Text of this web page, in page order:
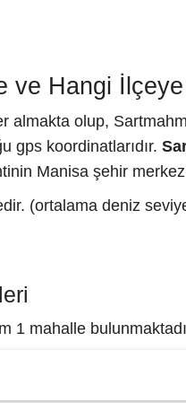
ve Hangi İlçeye
almakta olup,
gps koordinatlarıdır.
Manisa şehir
(ortalama deniz
1 mahalle